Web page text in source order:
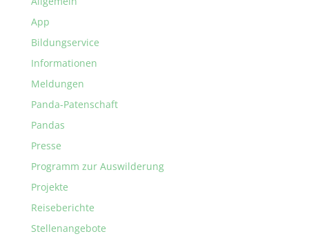
App
Bildungservice
Informationen
Meldungen
Panda-Patenschaft
Pandas
Presse
Programm zur Auswilderung
Projekte
Reiseberichte
Stellenangebote